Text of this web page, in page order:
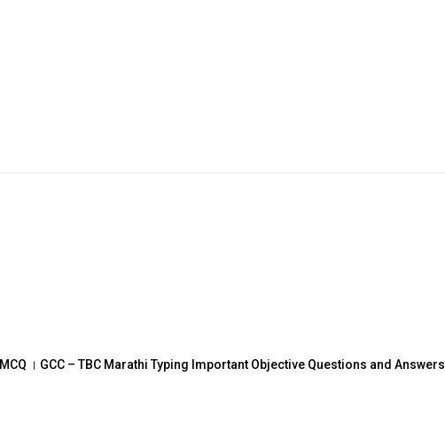
MCQ । GCC – TBC Marathi Typing Important Objective Questions and Answers